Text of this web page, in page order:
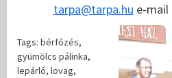
tarpa@tarpa.hu e-
Tags: bérfőzés,
gyümölcs pálinka,
lepárló, lovag,